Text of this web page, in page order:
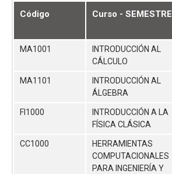
Código Curso - SEMESTRE I
MA1001
INTRODUCCIÓN AL
CÁLCULO
MA1101
INTRODUCCIÓN AL
ÁLGEBRA
FI1000
INTRODUCCIÓN A LA
FÍSICA CLÁSICA
CC1000
HERRAMIENTAS
COMPUTACIONALES
PARA INGENIERÍA Y